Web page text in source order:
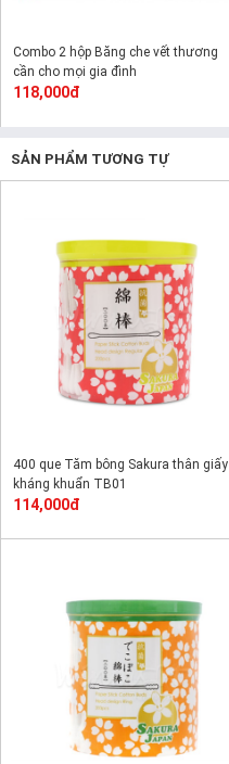
Combo 2 hộp Băng che vết thương
cần cho mọi gia đình
118,000đ
SẢN PHẨM TƯƠNG TỰ
400 que Tăm bông Sakura thân giấy
kháng khuẩn TB01
114,000đ